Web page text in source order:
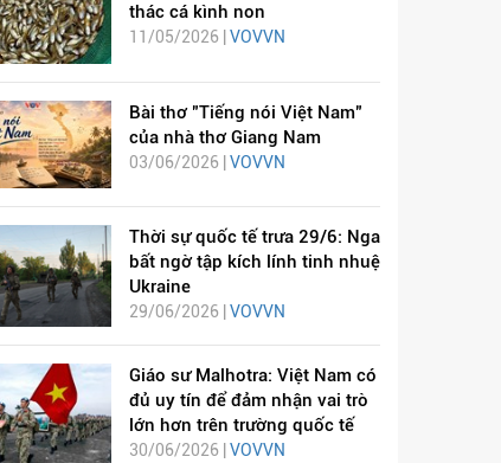
thác cá kình non
11/05/2026 | VOVVN
Bài thơ "Tiếng nói Việt Nam"
của nhà thơ Giang Nam
03/06/2026 | VOVVN
Thời sự quốc tế trưa 29/6: Nga
bất ngờ tập kích lính tinh nhuệ
Ukraine
29/06/2026 | VOVVN
Giáo sư Malhotra: Việt Nam có
đủ uy tín để đảm nhận vai trò
lớn hơn trên trường quốc tế
30/06/2026 | VOVVN